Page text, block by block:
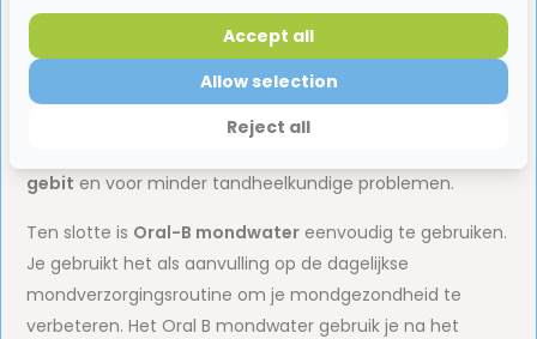
Naast de bovengenoemde voordelen helpt het gebruik
van Oral-B mondwater om je mond schoon te houden.
Oral B mondspoeling verwijdert voedseldeeltjes en
bacteriën die zich in je mond kunnen ophopen en
gebit en voor minder tandheelkundige problemen.
Ten slotte is Oral-B mondwater eenvoudig te gebruiken.
Je gebruikt het als aanvulling op de dagelijkse
mondverzorgingsroutine om je mondgezondheid te
verbeteren. Het Oral B mondwater gebruik je na het
Reject all
Allow selection
Accept all